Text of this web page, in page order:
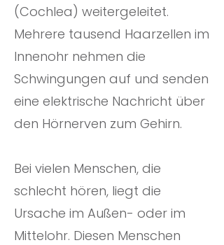
(Cochlea) weitergeleitet.
Mehrere tausend Haarzellen im
Innenohr nehmen die
Schwingungen auf und senden
eine elektrische Nachricht über
den Hörnerven zum Gehirn.
Bei vielen Menschen, die
schlecht hören, liegt die
Ursache im Außen- oder im
Mittelohr. Diesen Menschen